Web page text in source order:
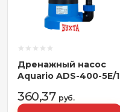
Дренажный насос
Aquario ADS-400-5E/1
360,37 руб.